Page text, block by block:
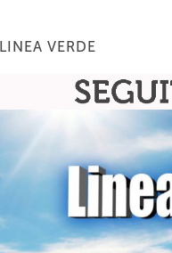
LINEA VERDE